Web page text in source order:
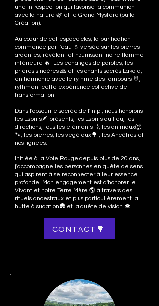
une introspection qui favorise la communion
avec la nature 🌿 et le Grand Mystère (ou la
Création).
Au cœur de cet espace clos, la purification
commence par l'eau 💧 versée sur les pierres
ardentes, révélant et nourrissant notre flamme
intérieure 🔥. Les échanges de paroles, les
prières sincères 🙏 et les chants sacrés Lakota,
en harmonie avec le rythme des tambours 🥁,
rythment cette expérience collective de
transformation.
Dans l'obscurité sacrée de l'Inipi, nous honorons
les Esprits🪶 présents, les Esprits du lieu, les
directions, tous les éléments💨, les animaux🐺
🐾, les pierres, les végétaux🌳 , les Ancêtres et
nos lignées.
Initiée à la Voie Rouge depuis plus de 20 ans,
j'accompagne les personnes en quête de sens
qui aspirent à se reconnecter à leur essence
profonde. Mon engagement est d'honorer le
Vivant et notre Terre Mère 🌎 à travers des
rituels ancestraux et plus particulièrement la
hutte à sudation🛖 et la quête de vision.👁️
CONTACT🌳